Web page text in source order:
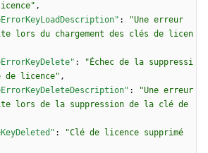
,
:
"Une erreur
lors du chargement des clés de licen
:
"Échec de la suppressi
de licence" ,
:
"Une erreur
lors de la suppression de la clé de
:
"Clé de licence supprimé